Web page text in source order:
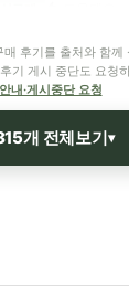
후기를 출처와 함께
기 게시 중단도 요청
내·게시중단 요청
개 전체보기▾